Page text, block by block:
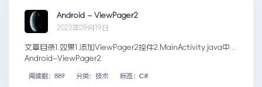
Android – ViewPager2
2023年09月19日
文章目录1.效果1.添加ViewPager2控件2.MainActivity.java中...
Android–ViewPager2
阅读数：889 分类：技术 标签：C#